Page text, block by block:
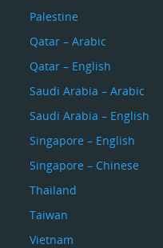
Palestine
Qatar – Arabic
Qatar – English
Saudi Arabia – Arabic
Saudi Arabia – English
Singapore – English
Singapore – Chinese
Thailand
Taiwan
Vietnam